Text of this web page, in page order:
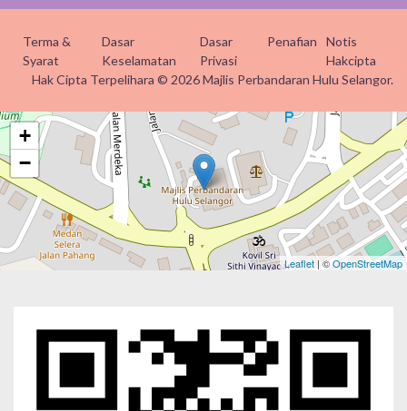
Terma &
Syarat
Dasar
Keselamatan
Dasar
Privasi
Penafian
Notis
Hakcipta
Hak Cipta Terpelihara © 2026 Majlis Perbandaran Hulu Selangor.
+
−
Leaflet | ©OpenStreetMap